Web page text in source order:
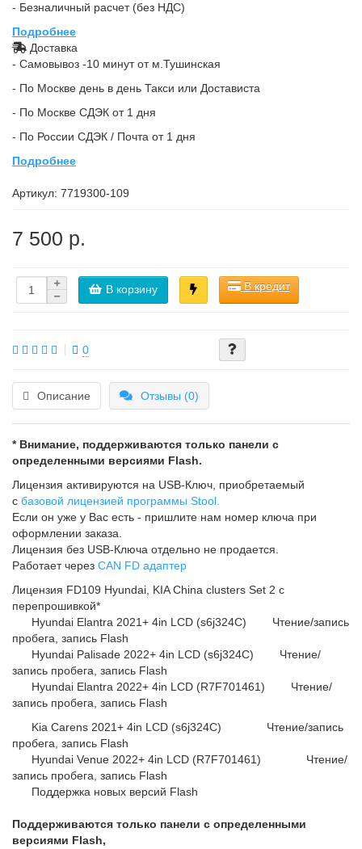
- Безналичный расчет (без НДС)
Подробнее
Доставка
- Самовывоз -10 минут от м.Тушинская
- По Москве день в день Такси или Достависта
- По Москве СДЭК от 1 дня
- По России СДЭК / Почта от 1 дня
Подробнее
Артикул: 7719300-109
7 500 р.
В корзину В кредит
0
Описание Отзывы (0)
* Внимание, поддерживаются только панели с
определенными версиями Flash.
Лицензия активируются на USB-Ключ, приобретаемый
с базовой лицензией программы Stool.
Если он уже у Вас есть - пришлите нам номер ключа при
оформлении заказа.
Лицензия без USB-Ключа отдельно не продается.
Работает через CAN FD адаптер
Лицензия FD109 Hyundai, KIA China clusters Set 2 с
перепрошивкой*
Hyundai Elantra 2021+ 4in LCD (s6j324C) Чтение/запись
пробега, запись Flash
Hyundai Palisade 2022+ 4in LCD (s6j324C) Чтение/
запись пробега, запись Flash
Hyundai Elantra 2022+ 4in LCD (R7F701461) Чтение/
запись пробега, запись Flash
Kia Carens 2021+ 4in LCD (s6j324C) Чтение/запись
пробега, запись Flash
Hyundai Venue 2022+ 4in LCD (R7F701461) Чтение/
запись пробега, запись Flash
Поддержка новых версий Flash
Поддерживаются только панели с определенными
версиями Flash,